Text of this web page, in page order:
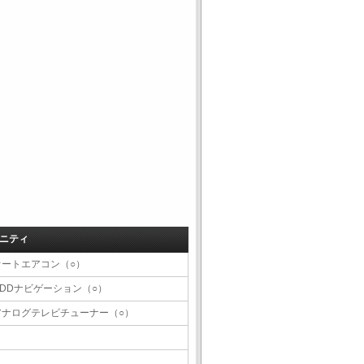
ティ
トエアコン（○）
ナビゲーション（○）
ログテレビチューナー（○）